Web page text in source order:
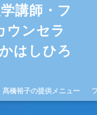
講師・フ
ウンセラ
はしひろ
髙橋裕子の提供メニュー